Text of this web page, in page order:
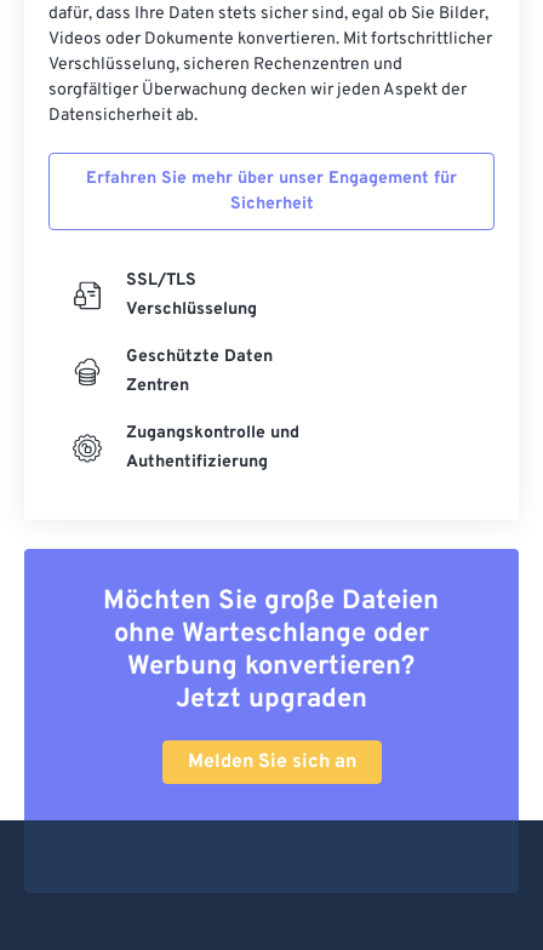
dafür, dass Ihre Daten stets sicher sind, egal ob Sie Bilder,
Videos oder Dokumente konvertieren. Mit fortschrittlicher
Verschlüsselung, sicheren Rechenzentren und
sorgfältiger Überwachung decken wir jeden Aspekt der
Datensicherheit ab.
Erfahren Sie mehr über unser Engagement für
Sicherheit
SSL/TLS
Verschlüsselung
Geschützte Daten
Zentren
Zugangskontrolle und
Authentifizierung
Möchten Sie große Dateien
ohne Warteschlange oder
Werbung konvertieren?
Jetzt upgraden
Melden Sie sich an